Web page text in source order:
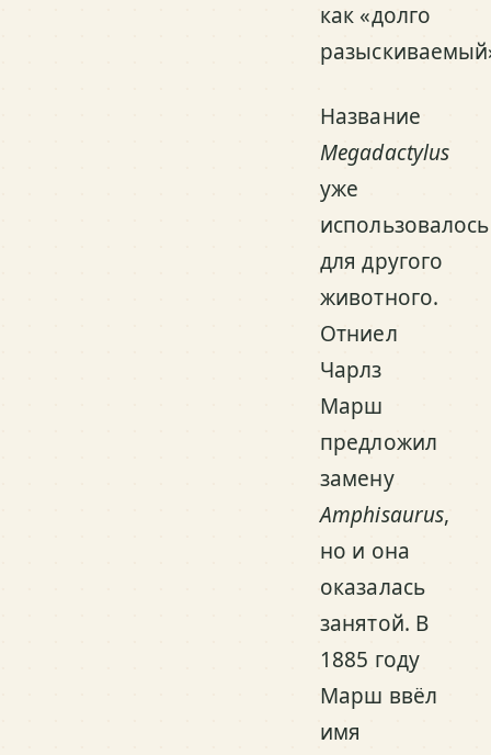
как «долго
Название
Megadactylus
уже
использовалось
для другого
животного.
Отниел
Чарлз
Марш
предложил
замену
Amphisaurus,
но и она
оказалась
занятой. В
1885 году
Марш ввёл
имя